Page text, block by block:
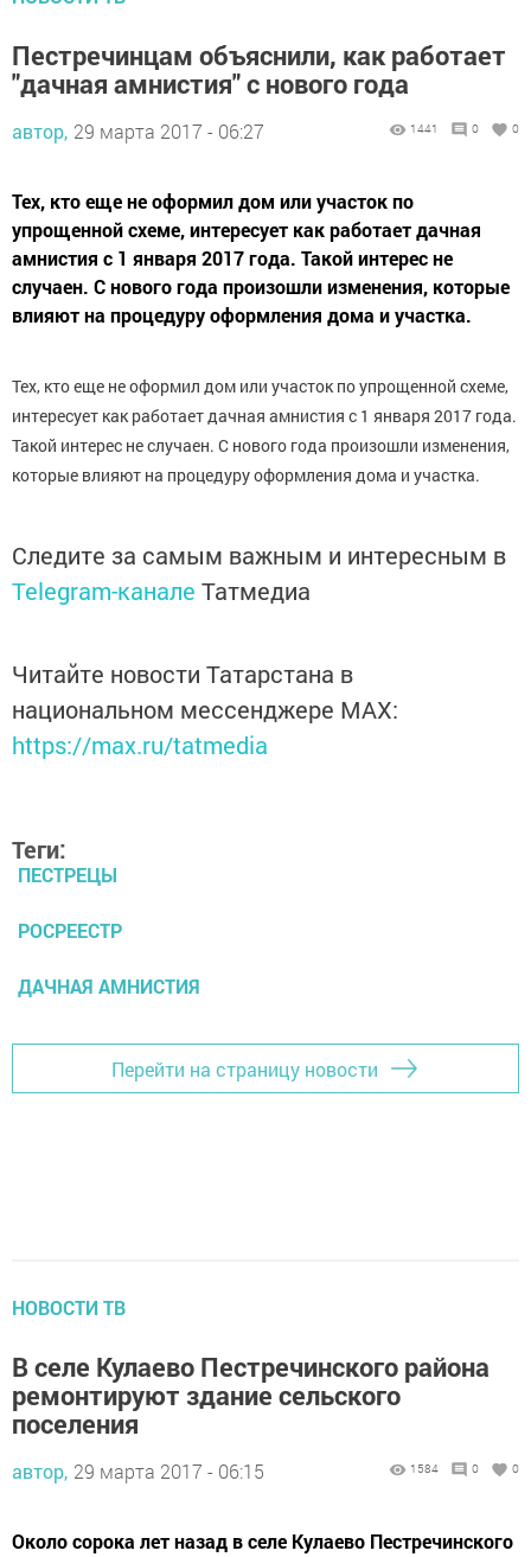
Пестречинцам объяснили, как работает
"дачная амнистия" с нового года
автор, 29 марта 2017 - 06:27 1441 0 0
Тех, кто еще не оформил дом или участок по
упрощенной схеме, интересует как работает дачная
амнистия с 1 января 2017 года. Такой интерес не
случаен. С нового года произошли изменения, которые
влияют на процедуру оформления дома и участка.
Тех, кто еще не оформил дом или участок по упрощенной схеме,
интересует как работает дачная амнистия с 1 января 2017 года.
Такой интерес не случаен. С нового года произошли изменения,
которые влияют на процедуру оформления дома и участка.
Следите за самым важным и интересным в
Telegram-канале Татмедиа
Читайте новости Татарстана в
национальном мессенджере MАХ:
https://max.ru/tatmedia
Теги:
ПЕСТРЕЦЫ
РОСРЕЕСТР
ДАЧНАЯ АМНИСТИЯ
Перейти на страницу новости
НОВОСТИ ТВ
В селе Кулаево Пестречинского района
ремонтируют здание сельского
поселения
автор, 29 марта 2017 - 06:15 1584 0 0
Около сорока лет назад в селе Кулаево Пестречинского